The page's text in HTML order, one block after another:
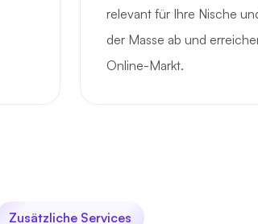
relevant für Ihre Nische
der Masse ab und
Online-Markt.
Zusätzliche Services